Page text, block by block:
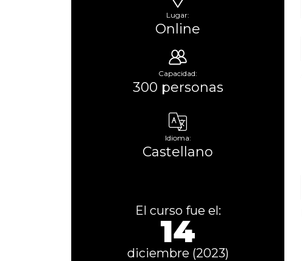
Lugar:
Online
Capacidad:
300 personas
Idioma:
Castellano
El curso fue el:
14
diciembre (2023)